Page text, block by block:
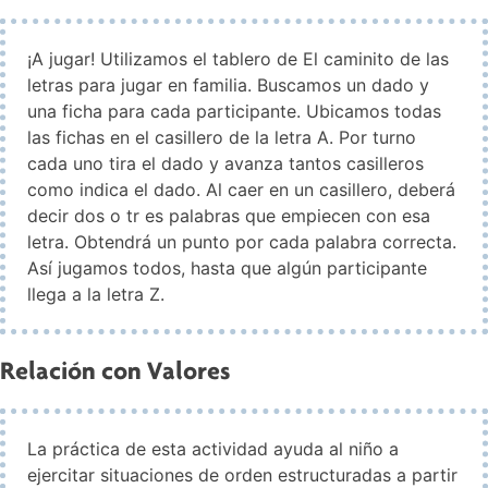
¡A jugar! Utilizamos el tablero de El caminito de las
letras para jugar en familia. Buscamos un dado y
una ficha para cada participante. Ubicamos todas
las fichas en el casillero de la letra A. Por turno
cada uno tira el dado y avanza tantos casilleros
como indica el dado. Al caer en un casillero, deberá
decir dos o tr es palabras que empiecen con esa
letra. Obtendrá un punto por cada palabra correcta.
Así jugamos todos, hasta que algún participante
llega a la letra Z.
Relación con Valores
La práctica de esta actividad ayuda al niño a
ejercitar situaciones de orden estructuradas a partir